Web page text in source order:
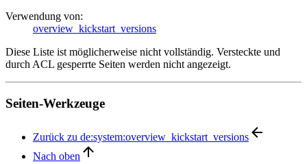
Verwendung von:
overview_kickstart_versions
Diese Liste ist möglicherweise nicht vollständig. Versteckte und
durch ACL gesperrte Seiten werden nicht angezeigt.
Seiten-Werkzeuge
Zurück zu de:system:overview_kickstart_versions
Nach oben